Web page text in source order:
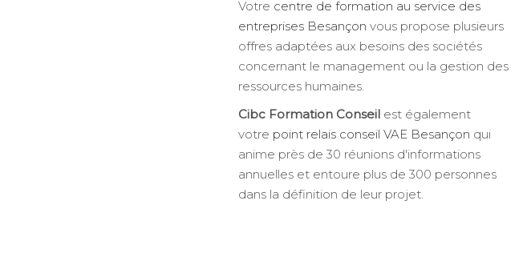
Votre centre de formation au service des
entreprises Besançon vous propose plusieurs
offres adaptées aux besoins des sociétés
concernant le management ou la gestion des
ressources humaines.
Cibc Formation Conseil est également
votre point relais conseil VAE Besançon qui
anime près de 30 réunions d'informations
annuelles et entoure plus de 300 personnes
dans la définition de leur projet.